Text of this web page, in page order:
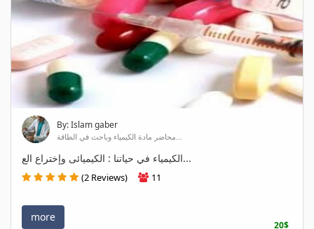
By: Islam gaber
محاضر مادة الكيمياء وباحث في الطاقة...
الكيمياء في حياتنا : الكيميائى وإختراع الع...
(2 Reviews) 11
more
20$